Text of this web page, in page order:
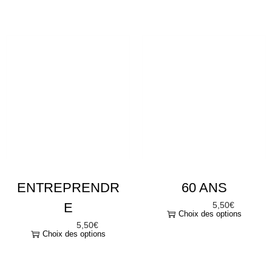
ENTREPRENDR
E
5,50€
Choix des options
60 ANS
5,50€
Choix des options